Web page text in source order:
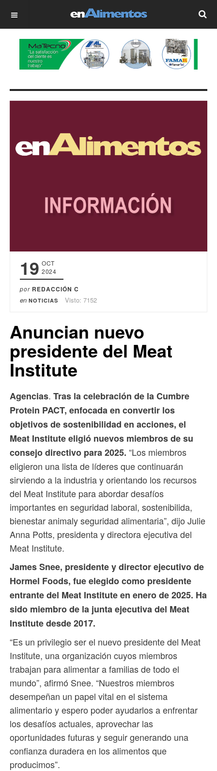
OFF CANVAS
19 OCT
2024
por REDACCIÓN C
en NOTICIAS Visto: 7152
Anuncian nuevo
presidente del Meat
Institute
Agencias. Tras la celebración de la Cumbre
Protein PACT, enfocada en convertir los
objetivos de sostenibilidad en acciones, el
Meat Institute eligió nuevos miembros de su
consejo directivo para 2025. “Los miembros
eligieron una lista de líderes que continuarán
sirviendo a la industria y orientando los recursos
del Meat Institute para abordar desafíos
importantes en seguridad laboral, sostenibilida,
bienestar animaly seguridad alimentaria”, dijo Julie
Anna Potts, presidenta y directora ejecutiva del
Meat Institute.
James Snee, presidente y director ejecutivo de
Hormel Foods, fue elegido como presidente
entrante del Meat Institute en enero de 2025. Ha
sido miembro de la junta ejecutiva del Meat
Institute desde 2017.
“Es un privilegio ser el nuevo presidente del Meat
Institute, una organización cuyos miembros
trabajan para alimentar a familias de todo el
mundo”, afirmó Snee. “Nuestros miembros
desempeñan un papel vital en el sistema
alimentario y espero poder ayudarlos a enfrentar
los desafíos actuales, aprovechar las
oportunidades futuras y seguir generando una
confianza duradera en los alimentos que
producimos”.